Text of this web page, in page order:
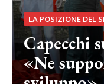
LA POSIZIONE DEL
Capecchi
«Ne